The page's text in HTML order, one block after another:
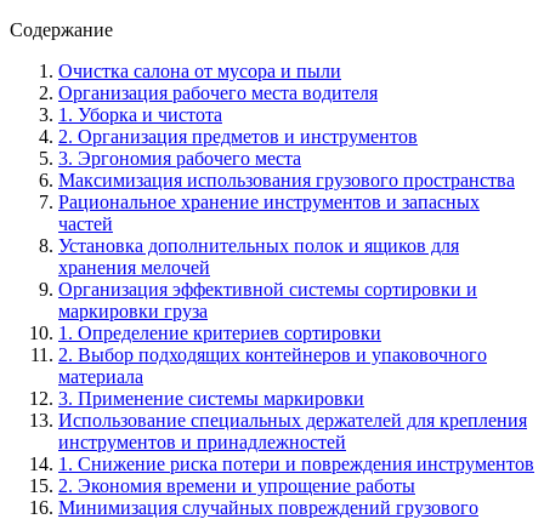
Содержание
Очистка салона от мусора и пыли
Организация рабочего места водителя
1. Уборка и чистота
2. Организация предметов и инструментов
3. Эргономия рабочего места
Максимизация использования грузового пространства
Рациональное хранение инструментов и запасных
частей
Установка дополнительных полок и ящиков для
хранения мелочей
Организация эффективной системы сортировки и
маркировки груза
1. Определение критериев сортировки
2. Выбор подходящих контейнеров и упаковочного
материала
3. Применение системы маркировки
Использование специальных держателей для крепления
инструментов и принадлежностей
1. Снижение риска потери и повреждения инструментов
2. Экономия времени и упрощение работы
Минимизация случайных повреждений грузового